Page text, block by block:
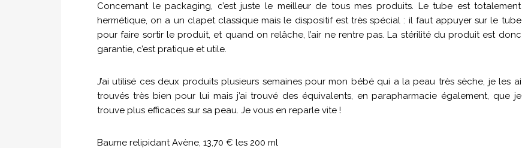
Concernant le packaging, c’est juste le meilleur de tous mes produits. Le tube est totalement
hermétique, on a un clapet classique mais le dispositif est très spécial : il faut appuyer sur le tube
pour faire sortir le produit, et quand on relâche, l’air ne rentre pas. La stérilité du produit est donc
garantie, c’est pratique et utile.
J’ai utilisé ces deux produits plusieurs semaines pour mon bébé qui a la peau très sèche, je les ai
trouvés très bien pour lui mais j’ai trouvé des équivalents, en parapharmacie également, que je
trouve plus efficaces sur sa peau. Je vous en reparle vite !
Baume relipidant Avène, 13,70 € les 200 ml